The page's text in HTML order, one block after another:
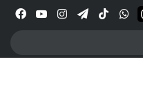
انستقرامتيلقرام‫TikTokواتسابthreads